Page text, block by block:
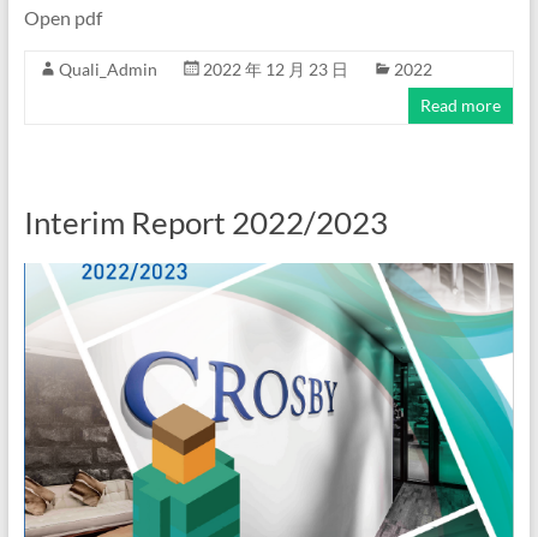
公
司
Open pdf
Quali_Admin 2022 年 12 月 23 日
2022
Read more
Interim Report 2022/2023